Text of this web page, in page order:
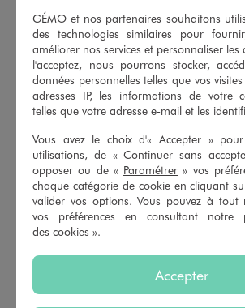
4.8/5
Basé sur 25
avis soumis à un
contrôle
5étoiles
20
4étoiles
4
3étoiles
1
0
1étoile
Trier les avis
Un
Avis
P.
GÉMO et nos partenaires souhaitons
des technologies similaires pour
améliorer nos services et personnaliser les
l'acceptez, nous pourrons stocker,
données personnelles telles que vos
adresses IP, les informations de votre
telles que votre adresse e-mail et les
Vous avez le choix d'« Accepter »
utilisations, de « Continuer sans
opposer ou de « Paramétrer » vos
chaque catégorie de cookie en cliquant
valider vos options. Vous pouvez à tout
vos préférences en consultant notre
des cookies ».
Accepter